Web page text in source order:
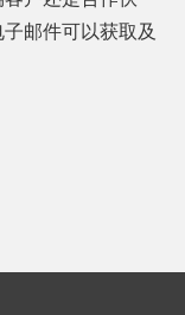
邮件可以获取及